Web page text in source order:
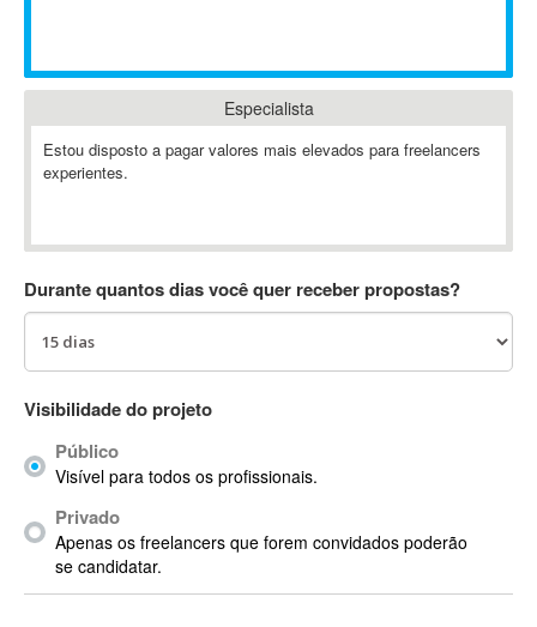
Abstract Window Toolkit (AWT)
AC Drives
AC3
ACID Pro
ACPI
ACT
Actian
Actimize
ActionScript
ActionScript 3
Especialista
Estou disposto a pagar valores mais elevados para freelancers
experientes.
Durante quantos dias você quer receber propostas?
Visibilidade do projeto
Público
Visível para todos os profissionais.
Privado
Apenas os freelancers que forem convidados poderão
se candidatar.